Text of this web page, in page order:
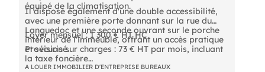
équipé de la climatisation.
Il dispose également d'une double accessibilité,
avec une première porte donnant sur la rue du
Languedoc et une seconde ouvrant sur le porche
intérieur de l'immeuble, offrant un accès pratique
et sécurisé.
Loyer mensuel : 1 300 € HT HC
Provision sur charges : 73 € HT par mois, incluant
la taxe foncière
A LOUER IMMOBILIER D'ENTREPRISE BUREAUX